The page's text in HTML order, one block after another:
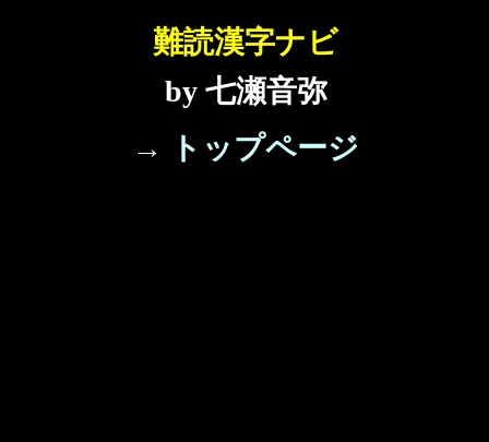
難読漢字ナビ
by 七瀬音弥
→ トップページ